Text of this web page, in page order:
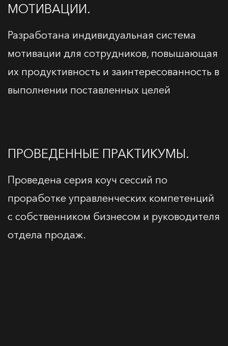
МОТИВАЦИИ.
Разработана индивидуальная система
мотивации для сотрудников, повышающая
их продуктивность и заинтересованность в
выполнении поставленных целей
ПРОВЕДЕННЫЕ ПРАКТИКУМЫ.
Проведена серия коуч сессий по
проработке управленческих компетенций
с собственником бизнесом и руководителя
отдела продаж.